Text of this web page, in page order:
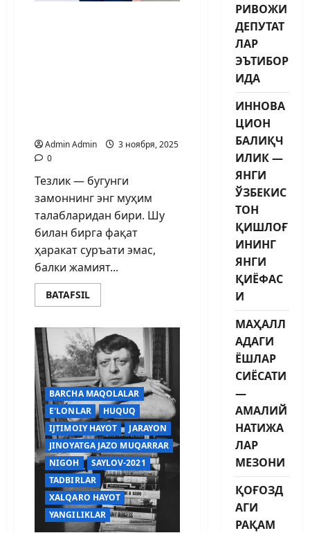
Admin Admin
3 ноября, 2025
0
Тезлик — бугунги
замоннинг энг муҳим
талабларидан бири. Шу
билан бирга фақат
ҳаракат суръати эмас,
балки жамият...
BATAFSIL
BARCHA MAQOLALAR
E'LONLAR
HUQUQ
IJTIMOIY HAYOT
JARAYON
JINOYATGA JAZO MUQARRAR
NIGOH
SAYLOV-2021
TADBIRLAR
XALQARO HAYOT
YANGILIKLAR
РИВОЖИ
ДЕПУТАТ
ЛАР
ЭЪТИБОР
ИДА
ИННОВА
ЦИОН
БАЛИҚЧ
ИЛИК —
ЯНГИ
ЎЗБЕКИС
ТОН
ҚИШЛОҒ
ИНИНГ
ЯНГИ
ҚИЁФАС
И
МАҲАЛЛ
АДАГИ
ЁШЛАР
СИЁСАТИ
—
АМАЛИЙ
НАТИЖА
ЛАР
МЕЗОНИ
ҚОҒОЗД
АГИ
РАҚАМ